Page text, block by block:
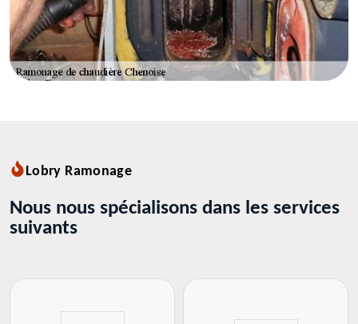
Lobry Ramonage
Nous nous spécialisons dans les services
suivants